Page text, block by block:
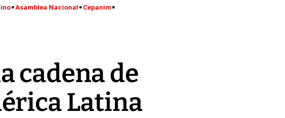
Asamblea Nacional Cepanim
cadena de
Latina